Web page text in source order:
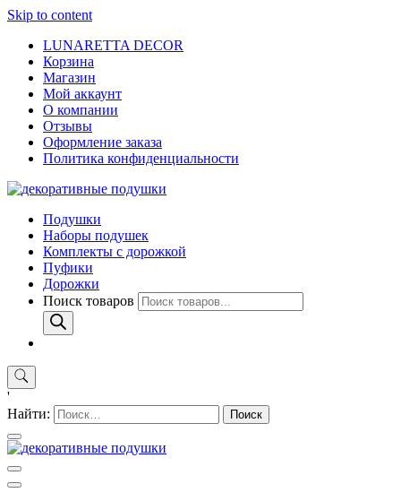
Skip to content
LUNARETTA DECOR
Корзина
Магазин
Мой аккаунт
О компании
Отзывы
Оформление заказа
Политика конфиденциальности
Подушки
Наборы подушек
Комплекты с дорожкой
Пуфики
Дорожки
Поиск товаров
'
Найти: